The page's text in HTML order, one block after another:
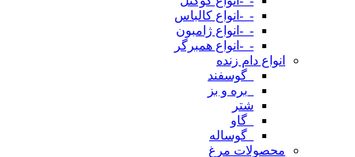
-_-انواع کالباس
-_-انواع ژامبون
-_-انواع همبرگر
انواع دام زنده
_گوسفند
_بره و بز
شتر
_گاو
_گوساله
محصولات مرغ